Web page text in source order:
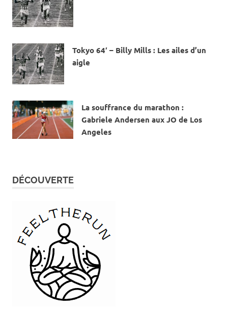
Tokyo 64′ – Billy Mills : Les ailes d’un
aigle
La souffrance du marathon :
Gabriele Andersen aux JO de Los
Angeles
DÉCOUVERTE